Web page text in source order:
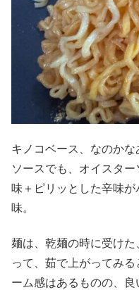
キノコベース、なのかな
ソースでも、オイスタ
味＋ピリッとした辛味
味。
麺は、乾麺の時に受け
って、茹で上がってみ
ーム感はあるものの、良